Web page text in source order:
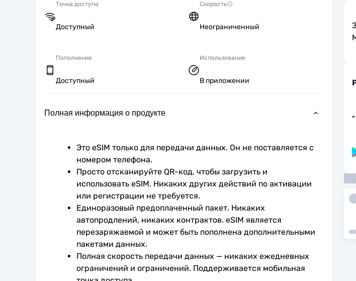
Точка доступа
Доступный
Скорость
Неограниченный
Пополнение
Доступный
Использование
В приложении
Полная информация о продукте
Это eSIM только для передачи данных. Он не поставляется с
номером телефона.
Просто отсканируйте QR-код, чтобы загрузить и
использовать eSIM. Никаких других действий по активации
или регистрации не требуется.
Единоразовый предоплаченный пакет. Никаких
автопродлений, никаких контрактов. eSIM является
перезаряжаемой и может быть пополнена дополнительными
пакетами данных.
Полная скорость передачи данных — никаких ежедневных
ограничений и ограничений. Поддерживается мобильная
"